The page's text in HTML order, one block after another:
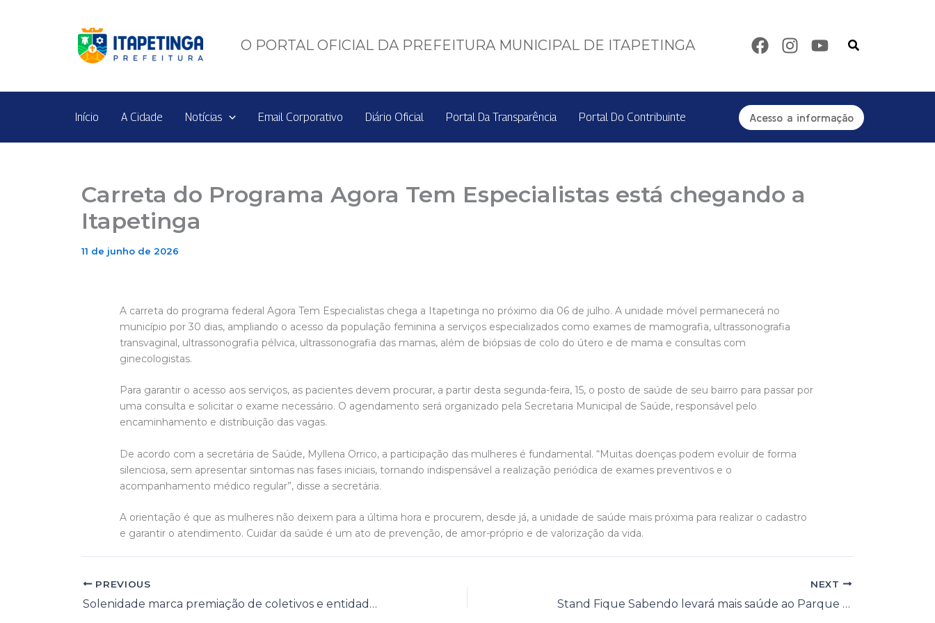
O PORTAL OFICIAL DA PREFEITURA MUNICIPAL DE ITAPETINGA Pesquisar
Início A Cidade Notícias Email Corporativo Diário Oficial Portal Da Transparência Portal Do Contribuinte Acesso a informação
Carreta do Programa Agora Tem Especialistas está chegando a
Itapetinga
11 de junho de 2026
A carreta do programa federal Agora Tem Especialistas chega a Itapetinga no próximo dia 06 de julho. A unidade móvel permanecerá no
município por 30 dias, ampliando o acesso da população feminina a serviços especializados como exames de mamografia, ultrassonografia
transvaginal, ultrassonografia pélvica, ultrassonografia das mamas, além de biópsias de colo do útero e de mama e consultas com
ginecologistas.
Para garantir o acesso aos serviços, as pacientes devem procurar, a partir desta segunda-feira, 15, o posto de saúde de seu bairro para passar por
uma consulta e solicitar o exame necessário. O agendamento será organizado pela Secretaria Municipal de Saúde, responsável pelo
encaminhamento e distribuição das vagas.
De acordo com a secretária de Saúde, Myllena Orrico, a participação das mulheres é fundamental. “Muitas doenças podem evoluir de forma
silenciosa, sem apresentar sintomas nas fases iniciais, tornando indispensável a realização periódica de exames preventivos e o
acompanhamento médico regular”, disse a secretária.
A orientação é que as mulheres não deixem para a última hora e procurem, desde já, a unidade de saúde mais próxima para realizar o cadastro
e garantir o atendimento. Cuidar da saúde é um ato de prevenção, de amor-próprio e de valorização da vida.
PREVIOUS
Solenidade marca premiação de coletivos e entidades culturais de Itapetinga
NEXT
Stand Fique Sabendo levará mais saúde ao Parque da Lagoa durante os festejos juninos